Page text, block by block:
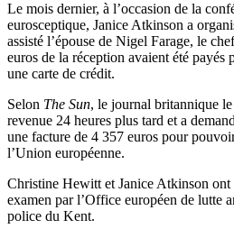
Le mois dernier, à l’occasion de la
eurosceptique, Janice Atkinson a
assisté l’épouse de Nigel Farage, le
euros de la réception avaient été
une carte de crédit.
Selon The Sun, le journal britannique
revenue 24 heures plus tard et a
une facture de 4 357 euros pour
l’Union européenne.
Christine Hewitt et Janice Atkinson ont
examen par l’Office européen de lutte
police du Kent.